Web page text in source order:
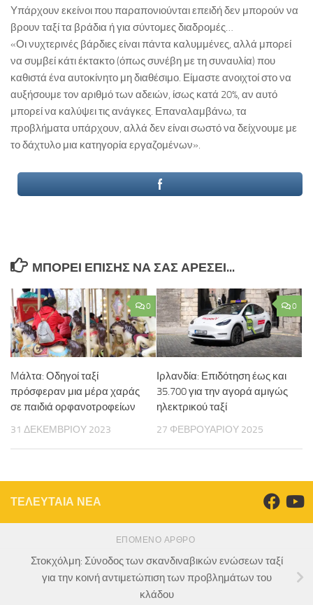
Υπάρχουν εκείνοι που παραπονιούνται επειδή δεν μπορούν να
βρουν ταξί τα βράδια ή για σύντομες διαδρομές…
«Οι νυχτερινές βάρδιες είναι πάντα καλυμμένες, αλλά μπορεί
να συμβεί κάτι έκτακτο (όπως συνέβη με τη συναυλία) που
καθιστά ένα αυτοκίνητο μη διαθέσιμο. Είμαστε ανοιχτοί στο να
αυξήσουμε τον αριθμό των αδειών, ίσως κατά 20%, αν αυτό
μπορεί να καλύψει τις ανάγκες. Επαναλαμβάνω, τα
προβλήματα υπάρχουν, αλλά δεν είναι σωστό να δείχνουμε με
το δάχτυλο μια κατηγορία εργαζομένων».
ΜΠΟΡΕΊ ΕΠΊΣΗΣ ΝΑ ΣΑΣ ΑΡΈΣΕΙ...
0
Mάλτα: Οδηγοί ταξί
πρόσφεραν μια μέρα χαράς
σε παιδιά ορφανοτροφείων
31 ΔΕΚΕΜΒΡΊΟΥ 2023
0
Ιρλανδία: Επιδότηση έως και
35.700 για την αγορά αμιγώς
ηλεκτρικού ταξί
27 ΦΕΒΡΟΥΑΡΊΟΥ 2025
ΤΕΛΕΥΤΑΙΑ ΝΕΑ
ΕΠΌΜΕΝΟ ΆΡΘΡΟ
Στοκχόλμη: Σύνοδος των σκανδιναβικών ενώσεων ταξί
για την κοινή αντιμετώπιση των προβλημάτων του
κλάδου